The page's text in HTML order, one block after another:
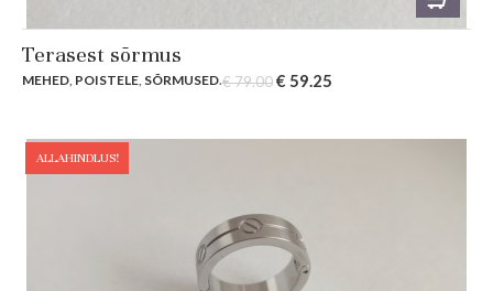
Terasest sõrmus
MEHED, POISTELE, SÕRMUSED.€79.00Original
€ 59.25
ALLAHINDLUS!